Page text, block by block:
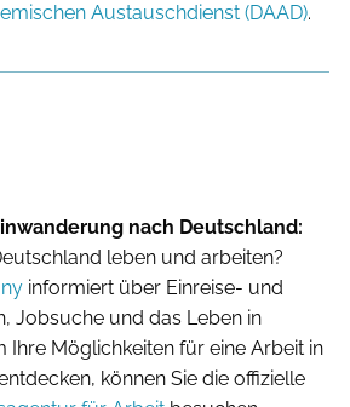
Austauschdienst (DAAD).
nach Deutschland:
leben und arbeiten?
informiert über Einreise- und
Jobsuche und das Leben in
Ihre Möglichkeiten für eine Arbeit in
können Sie die offizielle